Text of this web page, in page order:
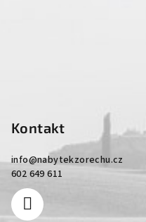
Kontakt
info@nabytekzorechu.cz
602 649 611